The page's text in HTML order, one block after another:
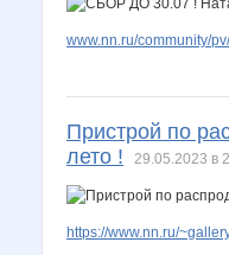
www.nn.ru/community/
Пристрой по
лето !
29.05.2023 в
https://www.nn.ru/